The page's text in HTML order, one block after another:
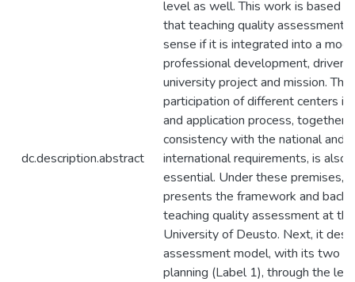
dc.description.abstract
level as well. This work is based
that teaching quality assessment
sense if it is integrated into a
professional development, driven
university project and mission. The
participation of different centers in
and application process, together
consistency with the national and
international requirements, is also
essential. Under these premises,
presents the framework and
teaching quality assessment at the
University of Deusto. Next, it
assessment model, with its two
planning (Label 1), through the